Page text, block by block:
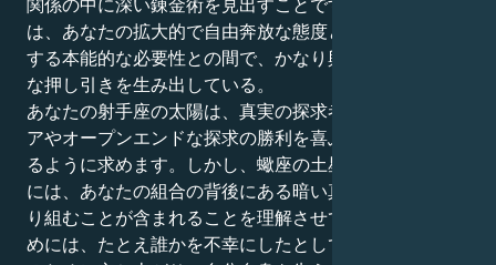
は、あなたの拡大的で自由奔放な態度と、客観的に調査
する本能的な必要性との間で、かなり興味をそそるよう
な押し引きを生み出している。
あなたの射手座の太陽は、真実の探求者、大きなアイデ
アやオープンエンドな探求の勝利を喜ぶ者として出てく
るように求めます。しかし、蠍座の土星は、本当の知恵
には、あなたの組合の背後にある暗い真実に意識的に取
り組むことが含まれることを理解させています。そのた
めには、たとえ誰かを不幸にしたとしても、正しいこと